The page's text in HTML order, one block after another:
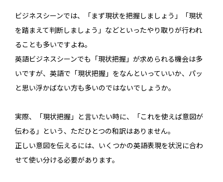
ビジネスシーンでは、「まず現状を把握しましょう」「現状
を踏まえて判断しましょう」などといったやり取りが行われ
ることも多いですよね。
英語ビジネスシーンでも「現状把握」が求められる機会は多
いですが、英語で「現状把握」をなんといっていいか、パッ
と思い浮かばない方も多いのではないでしょうか。
実際、「現状把握」と言いたい時に、「これを使えば意図が
伝わる」という、ただひとつの和訳はありません。
正しい意図を伝えるには、いくつかの英語表現を状況に合わ
せて使い分ける必要があります。